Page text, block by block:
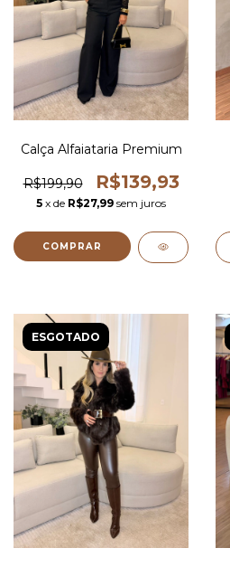
Calça Alfaiataria Premium
R$199,90 R$139,93
5 x de R$27,99 sem juros
COMPRAR
ESGOTADO